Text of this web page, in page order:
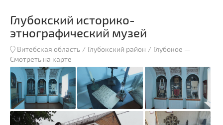
Музеи
Замки и дворцы
Военная история
Гражданская архитектура
Глубокский историко-
этнографический музей
Витебская область Глубокский район Глубокое —
Смотреть на карте